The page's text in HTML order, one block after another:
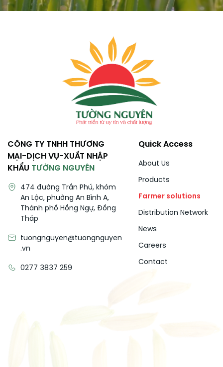
CÔNG TY TNHH THƯƠNG
MẠI-DỊCH VỤ-XUẤT NHẬP
KHẨU TƯỜNG NGUYÊN
474 đường Trần Phú, khóm
An Lộc, phường An Bình A,
Thành phố Hồng Ngự, Đồng
Tháp
tuongnguyen@tuongnguyen
.vn
0277 3837 259
Quick Access
About Us
Products
Farmer solutions
Distribution Network
News
Careers
Contact